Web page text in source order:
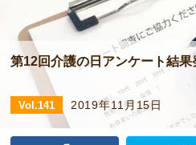
Vol.141 2019年11月15日
第12回介護の日アンケート結果